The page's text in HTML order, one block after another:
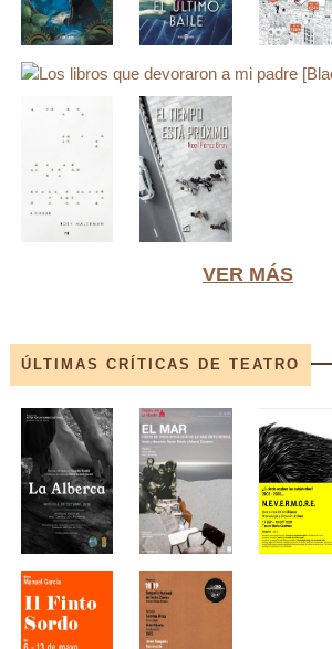
VER MÁS
ÚLTIMAS CRÍTICAS DE TEATRO